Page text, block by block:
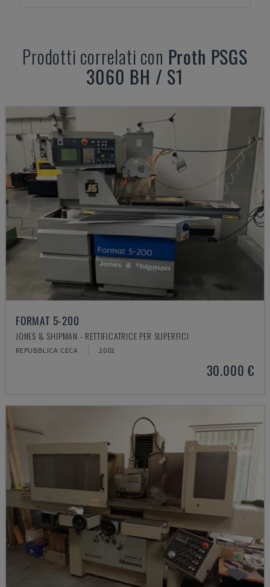
Prodotti correlati con Proth PSGS
3060 BH / S1
FORMAT 5-200
JONES & SHIPMAN - RETTIFICATRICE PER SUPERFICI
REPUBBLICA CECA 2002
30.000 €